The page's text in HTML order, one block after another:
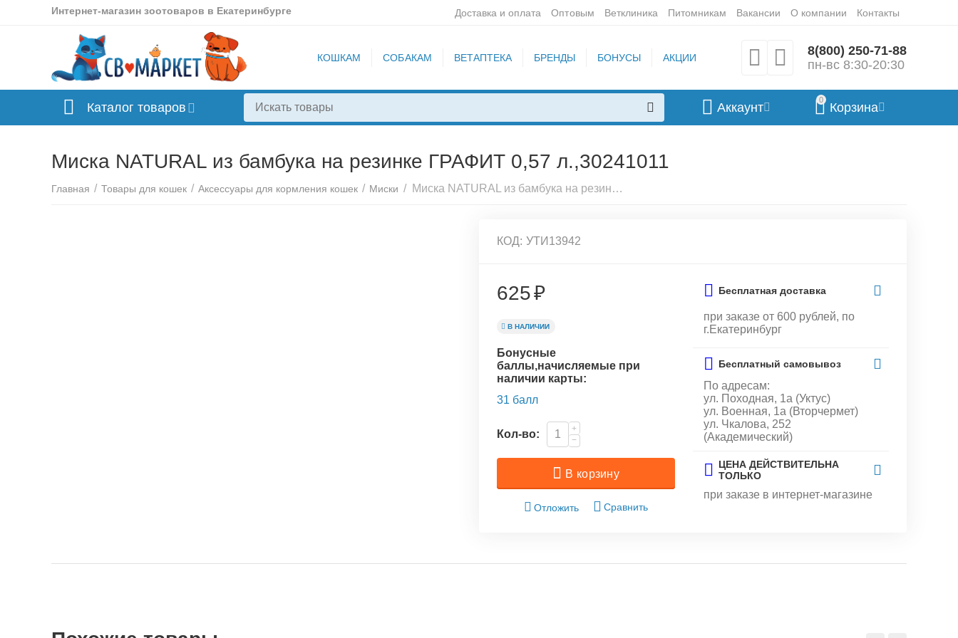
Интернет-магазин зоотоваров в Екатеринбурге Доставка и оплата Оптовым Ветклиника Питомникам Вакансии О компании Контакты
КОШКАМ СОБАКАМ ВЕТАПТЕКА БРЕНДЫ БОНУСЫ АКЦИИ
8(800) 250-71-88
пн-вс 8:30-20:30
Каталог товаров
0
Корзина
Аккаунт
Миска NATURAL из бамбука на резинке ГРАФИТ 0,57 л.,30241011
Главная / Товары для кошек / Аксессуары для кормления кошек / Миски / Миска NATURAL из бамбука на резинке ГРАФИТ 0,57 л.,30241011
КОД: УТИ13942
625₽
В НАЛИЧИИ
Бонусные
баллы,начисляемые при
наличии карты:
31 балл
Кол-во:
+
−
В корзину
Отложить Сравнить
Бесплатная доставка
при заказе от 600 рублей, по
г.Екатеринбург
Бесплатный самовывоз
По адресам:
ул. Походная, 1а (Уктус)
ул. Военная, 1а (Вторчермет)
ул. Чкалова, 252
(Академический)
ЦЕНА ДЕЙСТВИТЕЛЬНА
ТОЛЬКО
при заказе в интернет-магазине